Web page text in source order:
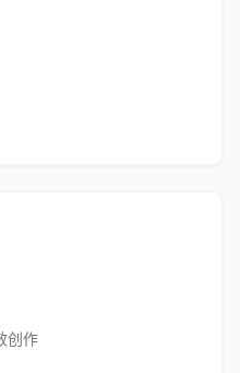
创作